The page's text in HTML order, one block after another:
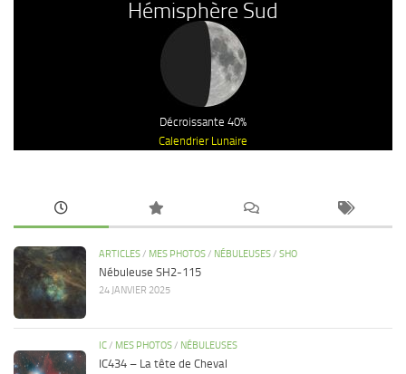
Hémisphère Sud
Décroissante 40%
Calendrier Lunaire
ARTICLES/ MES PHOTOS/ NÉBULEUSES/ SHO
Nébuleuse SH2-115
24 JANVIER 2025
IC/ MES PHOTOS/ NÉBULEUSES
IC434 – La tête de Cheval